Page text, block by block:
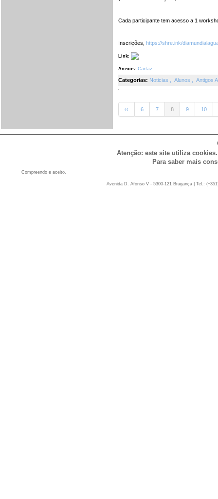
Cada participante tem acesso a 1
Inscrições, https://shre.ink/
Link:
Anexos: Cartaz
Categorias: Noticias Alunos Antigos
‹‹ 6 7 8 9 10
Atenção: este site utiliza
Para saber mais
Compreendo e aceito.
Avenida D. Afonso V - 5300-121 Bragança | Tel.: